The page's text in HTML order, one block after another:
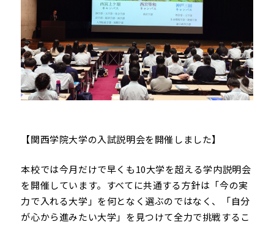
【関西学院大学の入試説明会を開催しました】
本校では今月だけで早くも10大学を超える学内説明会
を開催しています。すべてに共通する方針は「今の実
力で入れる大学」を何となく選ぶのではなく、「自分
が心から進みたい大学」を見つけて全力で挑戦するこ